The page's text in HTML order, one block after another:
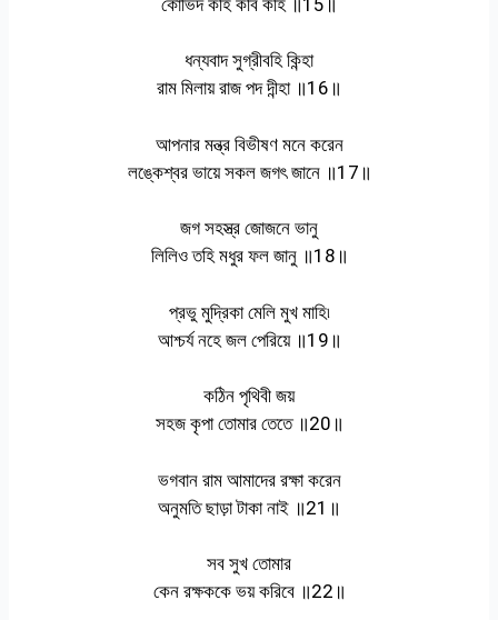
ধন্যবাদ সুগ্রীবহি কিন্হা
রাম মিলায় রাজ পদ দীন্হা ॥16॥
আপনার মন্ত্র বিভীষণ মনে করেন
লঙ্কেশ্বর ভায়ে সকল জগৎ জানে ॥17॥
জগ সহস্ত্র জোজনে ভানু
লিলিও তহি মধুর ফল জানু ॥18॥
প্রভু মুদ্রিকা মেলি মুখ মাহি৷
আশ্চর্য নহে জল পেরিয়ে ॥19॥
কঠিন পৃথিবী জয়
সহজ কৃপা তোমার তেতে ॥20॥
ভগবান রাম আমাদের রক্ষা করেন
অনুমতি ছাড়া টাকা নাই ॥21॥
সব সুখ তোমার
কেন রক্ষককে ভয় করিবে ॥22॥